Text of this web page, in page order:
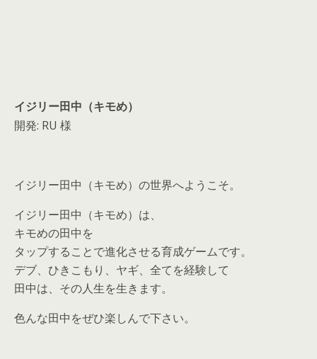
イジリー田中（キモめ）
開発: RU 様
イジリー田中（キモめ）の世界へようこそ。
イジリー田中（キモめ）は、
キモめの田中を
タップすることで進化させる育成ゲームです。
デブ、ひきこもり、ヤギ、全てを経験して
田中は、その人生を生きます。
色んな田中をぜひ楽しんで下さい。